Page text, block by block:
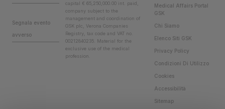
Segnala evento
avverso
capital € 65,250,000.00 int. paid,
company subject to the
management and coordination of
GSK plc, Verona Companies
Registry, tax code and VAT no.
00212840235. Material for the
exclusive use of the medical
profession.
Medical Affairs Portal
GSK
Chi Siamo
Elenco Siti GSK
Privacy Policy
Condizioni Di Utilizzo
Cookies
Accessibilità
Sitemap